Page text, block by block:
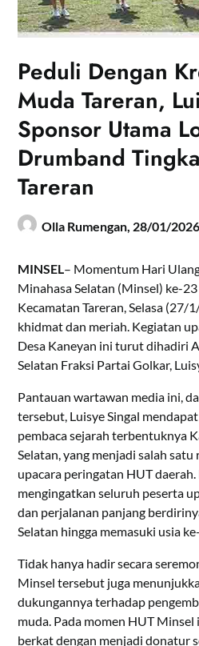
Peduli Dengan
Muda Tareran,
Sponsor Utama
Drumband
Tareran
Olla Rumengan, 28/01/2026
MINSEL– Momentum Hari
Minahasa Selatan (Minsel) ke-
Kecamatan Tareran, Selasa (27/
khidmat dan meriah. Kegiatan
Desa Kaneyan ini turut dihadiri
Selatan Fraksi Partai Golkar,
Pantauan wartawan media ini,
tersebut, Luisye Singal
pembaca sejarah terbentuknya
Selatan, yang menjadi salah
upacara peringatan HUT
mengingatkan seluruh peserta
dan perjalanan panjang
Selatan hingga memasuki usia
Tidak hanya hadir secara
Minsel tersebut juga
dukungannya terhadap
muda. Pada momen HUT
berkat dengan menjadi donatur